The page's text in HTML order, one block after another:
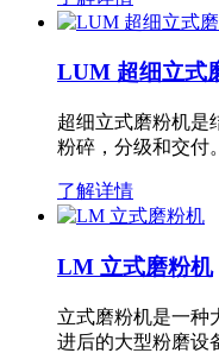
LUM 超细立式
超细立式磨粉机是
粉碎，分级和交
了解详情
LM 立式磨粉机
立式磨粉机是一种
进后的大型粉磨